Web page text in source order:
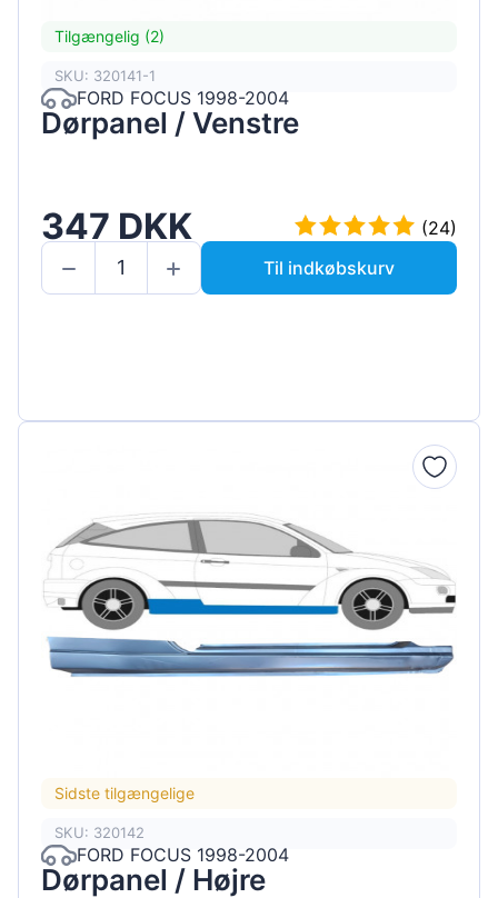
Tilgængelig (2)
SKU: 320141-1
FORD FOCUS 1998-2004
Dørpanel / Venstre
347 DKK
(24)
Til indkøbskurv
Sidste tilgængelige
SKU: 320142
FORD FOCUS 1998-2004
Dørpanel / Højre